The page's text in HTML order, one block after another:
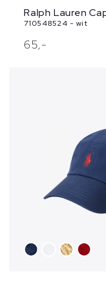
Ralph Lauren
710548524 - wit
65,-